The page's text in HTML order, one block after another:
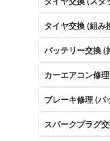
タイヤ交換 (組み
バッテリー交換 (
カーエアコン修
ブレーキ修理 (パ
スパークプラグ